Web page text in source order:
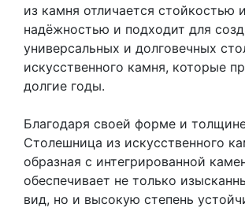
из камня отличается стойкостью и
надёжностью и подходит для
универсальных и долговечных
искусственного камня, которые
долгие годы.
Благодаря своей форме и
Столешница из искусственного
образная с интегрированной
обеспечивает не только
вид, но и высокую степень